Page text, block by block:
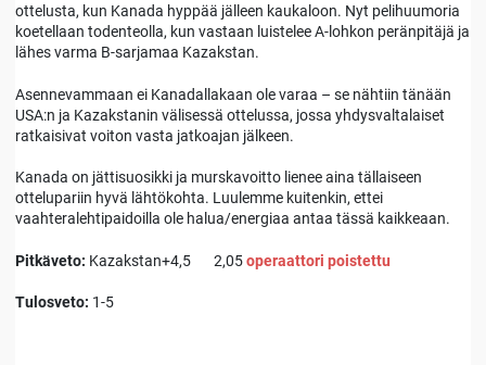
ottelusta, kun Kanada hyppää jälleen kaukaloon. Nyt pelihuumoria
koetellaan todenteolla, kun vastaan luistelee A-lohkon peränpitäjä ja
lähes varma B-sarjamaa Kazakstan.
Asennevammaan ei Kanadallakaan ole varaa – se nähtiin tänään
USA:n ja Kazakstanin välisessä ottelussa, jossa yhdysvaltalaiset
ratkaisivat voiton vasta jatkoajan jälkeen.
Kanada on jättisuosikki ja murskavoitto lienee aina tällaiseen
ottelupariin hyvä lähtökohta. Luulemme kuitenkin, ettei
vaahteralehtipaidoilla ole halua/energiaa antaa tässä kaikkeaan.
Pitkäveto: Kazakstan+4,5 2,05operaattori poistettu
Tulosveto: 1-5